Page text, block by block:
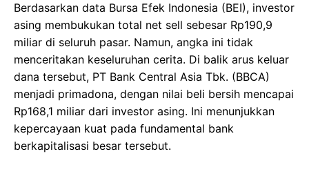
Berdasarkan data Bursa Efek Indonesia (BEI), investor
asing membukukan total net sell sebesar Rp190,9
miliar di seluruh pasar. Namun, angka ini tidak
menceritakan keseluruhan cerita. Di balik arus keluar
dana tersebut, PT Bank Central Asia Tbk. (BBCA)
menjadi primadona, dengan nilai beli bersih mencapai
Rp168,1 miliar dari investor asing. Ini menunjukkan
kepercayaan kuat pada fundamental bank
berkapitalisasi besar tersebut.